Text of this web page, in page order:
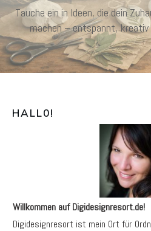
Tauche ein in Ideen, die dein
machen – entspannt, kreativ
HALL0!
Willkommen auf Digidesignresort.de!
Digidesignresort ist mein Ort für